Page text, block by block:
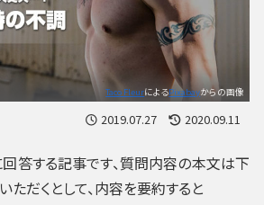
Taco FleurによるPixabayからの画像
2019.07.27 2020.09.11
答する記事です、質問内容の本文は下
だくとして、内容を要約すると